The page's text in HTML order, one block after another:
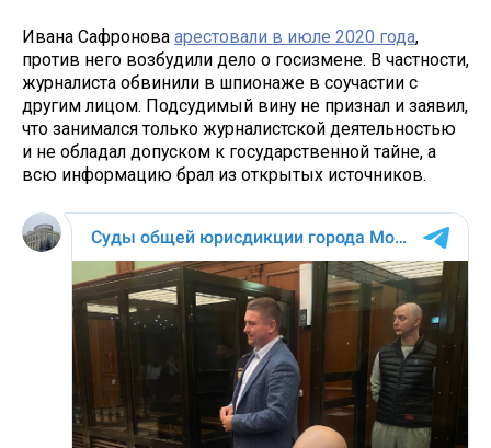
Ивана Сафронова арестовали в июле 2020 года,
против него возбудили дело о госизмене. В частности,
журналиста обвинили в шпионаже в соучастии с
другим лицом. Подсудимый вину не признал и заявил,
что занимался только журналистской деятельностью
и не обладал допуском к государственной тайне, а
всю информацию брал из открытых источников.